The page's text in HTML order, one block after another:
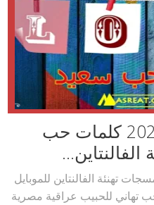
رسائل عيد الحب 2023 كلمات حب
٢٠٢۳ اجمل مسجات تهنئة الفالنتاين للموبايل
تهاني للحبيب عراقية مصرية